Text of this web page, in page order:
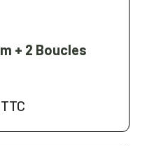
+ 2 Boucles
TTC